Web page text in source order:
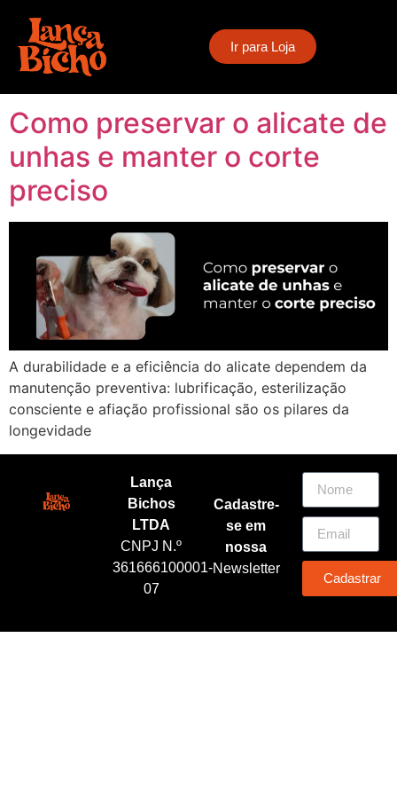
Ir para Loja
Tag: cuidados com
ferramentas pet
Como preservar o alicate de
unhas e manter o corte
preciso
A durabilidade e a eficiência do alicate dependem da
manutenção preventiva: lubrificação, esterilização
consciente e afiação profissional são os pilares da
longevidade
Lança
Bichos
LTDA
CNPJ N.º
361666100001-
07
Cadastre-
se em
nossa
Newsletter
Cadastrar